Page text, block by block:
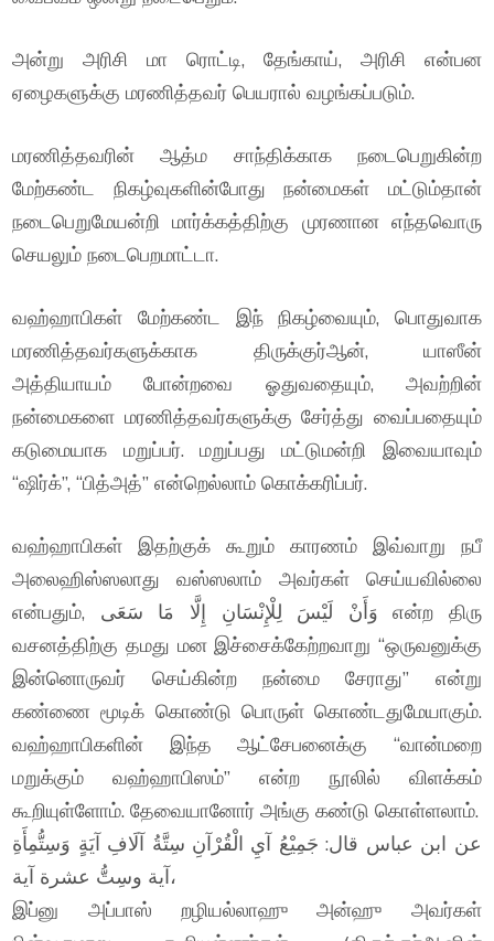
அன்று அரிசி மா ரொட்டி, தேங்காய், அரிசி என்பன
ஏழைகளுக்கு மரணித்தவர் பெயரால் வழங்கப்படும்.
மரணித்தவரின் ஆத்ம சாந்திக்காக நடைபெறுகின்ற
மேற்கண்ட நிகழ்வுகளின்போது நன்மைகள் மட்டும்தான்
நடைபெறுமேயன்றி மார்க்கத்திற்கு முரணான எந்தவொரு
செயலும் நடைபெறமாட்டா.
வஹ்ஹாபிகள் மேற்கண்ட இந் நிகழ்வையும், பொதுவாக
மரணித்தவர்களுக்காக திருக்குர்ஆன், யாஸீன்
அத்தியாயம் போன்றவை ஓதுவதையும், அவற்றின்
நன்மைகளை மரணித்தவர்களுக்கு சேர்த்து வைப்பதையும்
கடுமையாக மறுப்பர். மறுப்பது மட்டுமன்றி இவையாவும்
“ஷிர்க்”, “பித்அத்” என்றெல்லாம் கொக்கரிப்பர்.
வஹ்ஹாபிகள் இதற்குக் கூறும் காரணம் இவ்வாறு நபீ
அலைஹிஸ்ஸலாது வஸ்ஸலாம் அவர்கள் செய்யவில்லை
என்பதும், وَأَنْ لَيْسَ لِلْإِنْسَانِ إِلَّا مَا سَعَى என்ற திரு
வசனத்திற்கு தமது மன இச்சைக்கேற்றவாறு “ஒருவனுக்கு
இன்னொருவர் செய்கின்ற நன்மை சேராது” என்று
கண்ணை மூடிக் கொண்டு பொருள் கொண்டதுமேயாகும்.
வஹ்ஹாபிகளின் இந்த ஆட்சேபனைக்கு “வான்மறை
மறுக்கும் வஹ்ஹாபிஸம்” என்ற நூலில் விளக்கம்
கூறியுள்ளோம். தேவையானோர் அங்கு கண்டு கொள்ளலாம்.
عن ابن عباس قال: جَمِيْعُ آيِ الْقُرْآنِ سِتَّةُ آلَافِ آيَةٍ وَسِتُّمِأَةِ
آية وسِتُّ عشرة آية،
இப்னு அப்பாஸ் றழியல்லாஹு அன்ஹு அவர்கள்